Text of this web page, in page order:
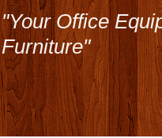
"Your Office
Furniture"